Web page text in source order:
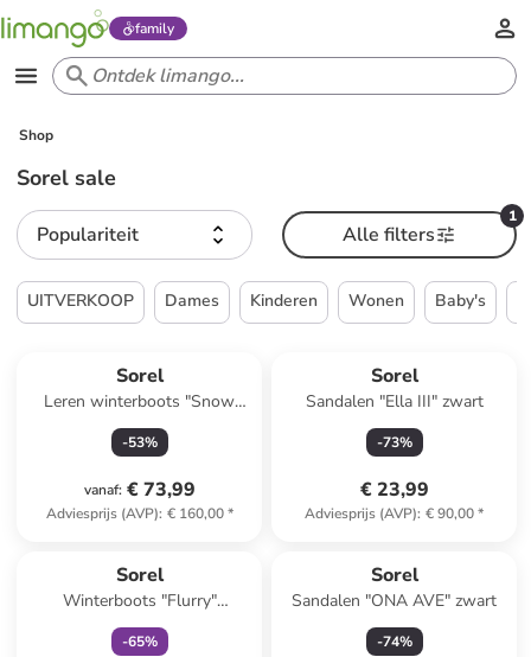
family
Shop
Sorel sale
Populariteit
1
Alle filters
UITVERKOOP Dames Kinderen Wonen Baby's
Sorel
Leren winterboots "Snow
Angel" crème
-53%
vanaf: € 73,99
Adviesprijs (AVP): € 160,00*
Sorel
Sandalen "Ella III" zwart
-73%
€ 23,99
Adviesprijs (AVP): € 90,00*
Sorel
Winterboots "Flurry"
zwart/rood
-65%
Sorel
Sandalen "ONA AVE" zwart
-74%